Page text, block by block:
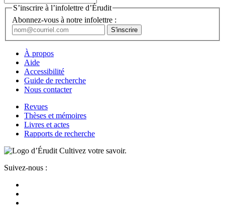
S’inscrire à l’infolettre d’Érudit
Abonnez-vous à notre infolettre :
À propos
Aide
Accessibilité
Guide de recherche
Nous contacter
Revues
Thèses et mémoires
Livres et actes
Rapports de recherche
Cultivez votre savoir.
Suivez-nous :